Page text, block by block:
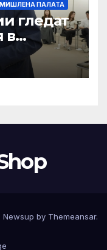
ПАЛАТА
гледат
в
Newsup by Themeansar.